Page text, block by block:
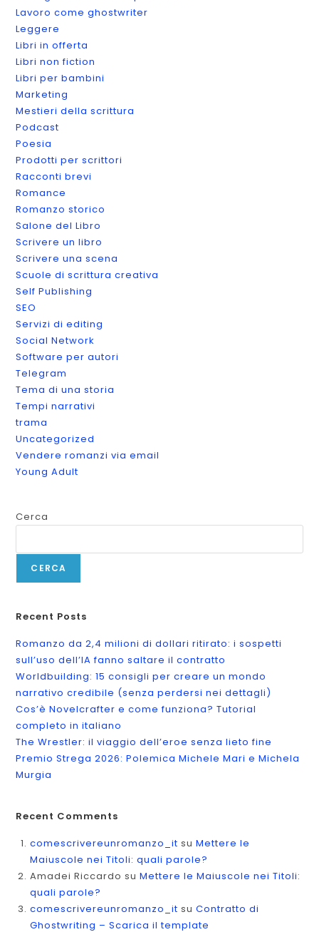
Lavoro come ghostwriter
Leggere
Libri in offerta
Libri non fiction
Libri per bambini
Marketing
Mestieri della scrittura
Podcast
Poesia
Prodotti per scrittori
Racconti brevi
Romance
Romanzo storico
Salone del Libro
Scrivere un libro
Scrivere una scena
Scuole di scrittura creativa
Self Publishing
SEO
Servizi di editing
Social Network
Software per autori
Telegram
Tema di una storia
Tempi narrativi
trama
Uncategorized
Vendere romanzi via email
Young Adult
Cerca
CERCA
Recent Posts
Romanzo da 2,4 milioni di dollari ritirato: i sospetti
sull’uso dell’IA fanno saltare il contratto
Worldbuilding: 15 consigli per creare un mondo
narrativo credibile (senza perdersi nei dettagli)
Cos’è Novelcrafter e come funziona? Tutorial
completo in italiano
The Wrestler: il viaggio dell’eroe senza lieto fine
Premio Strega 2026: Polemica Michele Mari e Michela
Murgia
Recent Comments
comescrivereunromanzo_it suMettere le
Maiuscole nei Titoli: quali parole?
Amadei Riccardo suMettere le Maiuscole nei Titoli:
quali parole?
comescrivereunromanzo_it suContratto di
Ghostwriting – Scarica il template